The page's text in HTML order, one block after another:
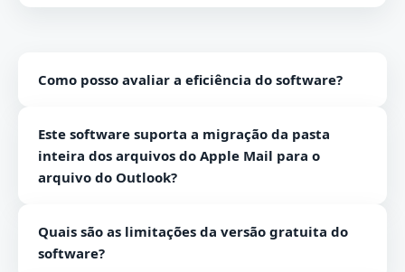
Como posso avaliar a eficiência do software?
avaliar sua eficiência.
Este software suporta a migração da pasta
inteira dos arquivos do Apple Mail para o
arquivo do Outlook?
Quais são as limitações da versão gratuita do
software?